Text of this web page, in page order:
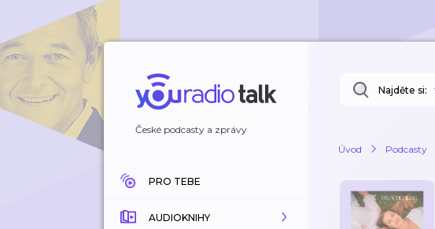
České podcasty a zprávy
PRO TEBE
AUDIOKNIHY
Najděte si:
Úvod Podcasty